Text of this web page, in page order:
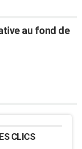
au fond de
CLICS